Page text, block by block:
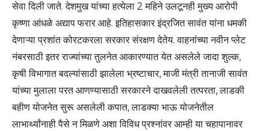
सेवा दिली जाते. देशमुख यांच्या हत्येला 2 महिने उलटूनही मुख्य आरोपी
कृष्णा आंधळे अद्याप फरार आहे. इतिहासकार इंद्रजित सावंत यांना धमकी
देणाऱ्या प्रशांत कोरटकरला सरकार संरक्षण देतेय. वाहनांच्या नवीन प्लेट
नंबरसाठी इतर राज्यांच्या तुलनेत आकारण्यात येत असलेले जादा शुल्क,
कृषी विभागात बदल्यांसाठी झालेला भ्रष्टाचार, माजी मंत्री तानाजी सावंत
यांच्या मुलाला परत आणण्यासाठी सरकारने दाखवलेली तत्परता, लाडकी
बहीण योजनेत सुरू असलेली कपात, लाडक्या भाऊ योजनेतील
लाभार्थ्यांनाही पैसे न मिळणे अशा विविध प्रश्नांवर आम्ही या चहापानावर